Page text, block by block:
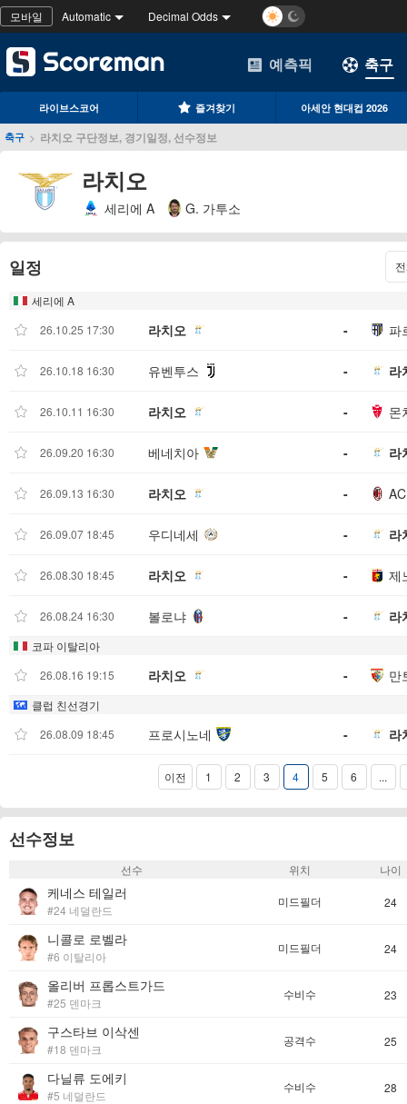
모바일 Automatic Decimal Odds
예측픽 축구
라이브스코어 즐겨찾기 아세안 현대컵 2026
축구 > 라치오 구단정보, 경기일정, 선수정보
라치오
세리에 A G. 가투소
일정
세리에 A
26.10.25 17:30
라치오 - 파
26.10.18 16:30 유벤투스 - 라
26.10.11 16:30 라치오 - 몬
26.09.20 16:30 베네치아 - 라
26.09.13 16:30 라치오 -
26.09.07 18:45 우디네세 - 라
26.08.30 18:45 라치오 - 제
26.08.24 16:30 볼로냐 - 라
코파 이탈리아
26.08.16 19:15
라치오 - 만
클럽 친선경기
26.08.09 18:45
프로시노네 - 라
이전 1 2 3 4 5 6 ...
선수정보
선수 위치 나이
케네스 테일러
#24 네덜란드
미드필더 24
니콜로 로벨라
#6 이탈리아
미드필더 24
올리버 프롭스트가드
#25 덴마크
수비수 23
구스타브 이삭센
#18 덴마크
공격수 25
다닐류 도에키
#5 네덜란드
수비수 28